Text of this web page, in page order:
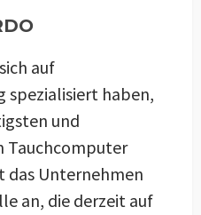
auf
spezialisiert haben,
und
Tauchcomputer
das Unternehmen
an, die derzeit auf